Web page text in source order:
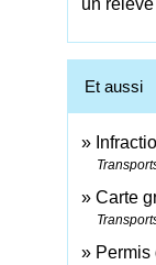
Et aussi
Carte
Permis